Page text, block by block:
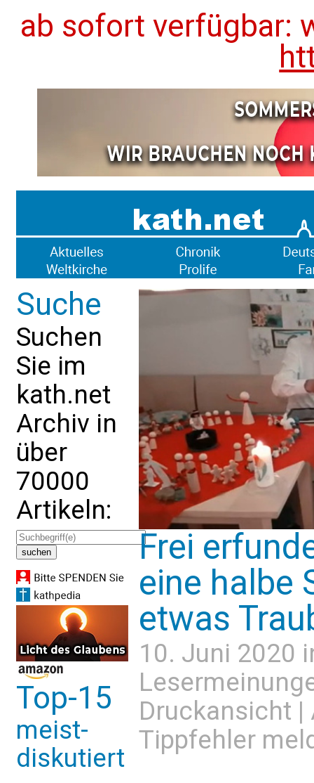
ab sofort verfügbar:
Suche
Suchen
Sie im
kath.net
Archiv in
über
70000
Artikeln:
Top-15
meist-
diskutiert
Frei
eine halbe
etwas
10. Juni 2020
Druckansicht |
Tippfehler